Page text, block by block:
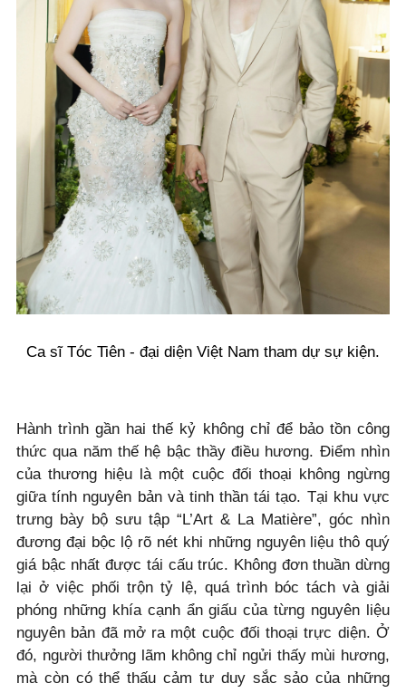
Ca sĩ Tóc Tiên - đại diện Việt Nam tham dự sự kiện.
Hành trình gần hai thế kỷ không chỉ để bảo tồn công
thức qua năm thế hệ bậc thầy điều hương. Điểm nhìn
của thương hiệu là một cuộc đối thoại không ngừng
giữa tính nguyên bản và tinh thần tái tạo. Tại khu vực
trưng bày bộ sưu tập “L’Art & La Matière”, góc nhìn
đương đại bộc lộ rõ nét khi những nguyên liệu thô quý
giá bậc nhất được tái cấu trúc. Không đơn thuần dừng
lại ở việc phối trộn tỷ lệ, quá trình bóc tách và giải
phóng những khía cạnh ẩn giấu của từng nguyên liệu
nguyên bản đã mở ra một cuộc đối thoại trực diện. Ở
đó, người thưởng lãm không chỉ ngửi thấy mùi hương,
mà còn có thể thấu cảm tư duy sắc sảo của những